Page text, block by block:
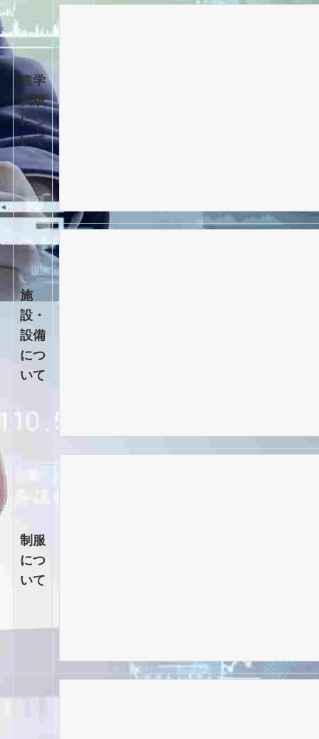
進学
実績
につ
いて
施
設・
設備
につ
いて
制服
につ
いて